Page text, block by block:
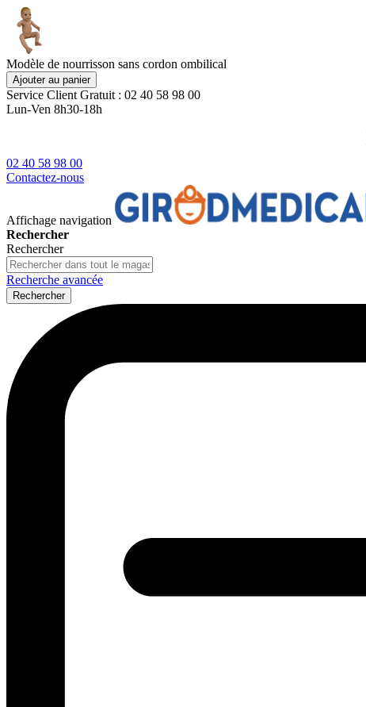
Modèle de nourrisson sans cordon ombilical
Ajouter au panier
Service Client Gratuit : 02 40 58 98 00
Lun-Ven 8h30-18h
02 40 58 98 00
Contactez-nous
Affichage navigation
Rechercher
Rechercher
Recherche avancée
Rechercher